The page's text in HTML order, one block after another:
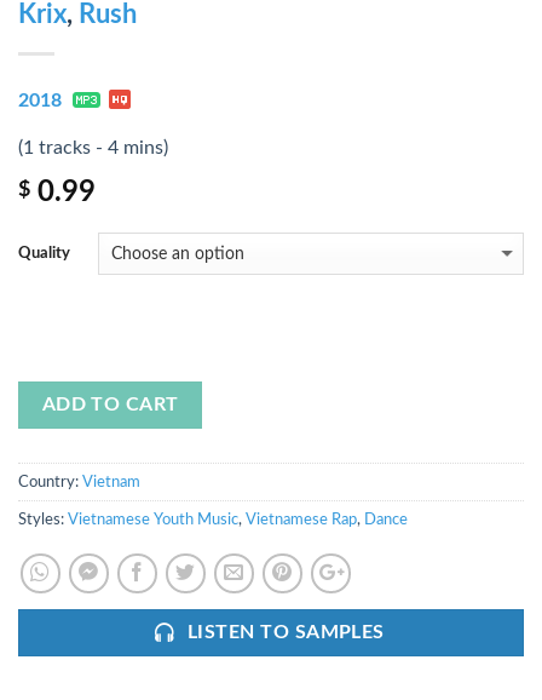
Krix, Rush
2018
(1 tracks - 4 mins)
$ 0.99
Quality
ADD TO CART
Country: Vietnam
Styles: Vietnamese Youth Music, Vietnamese Rap, Dance
LISTEN TO SAMPLES